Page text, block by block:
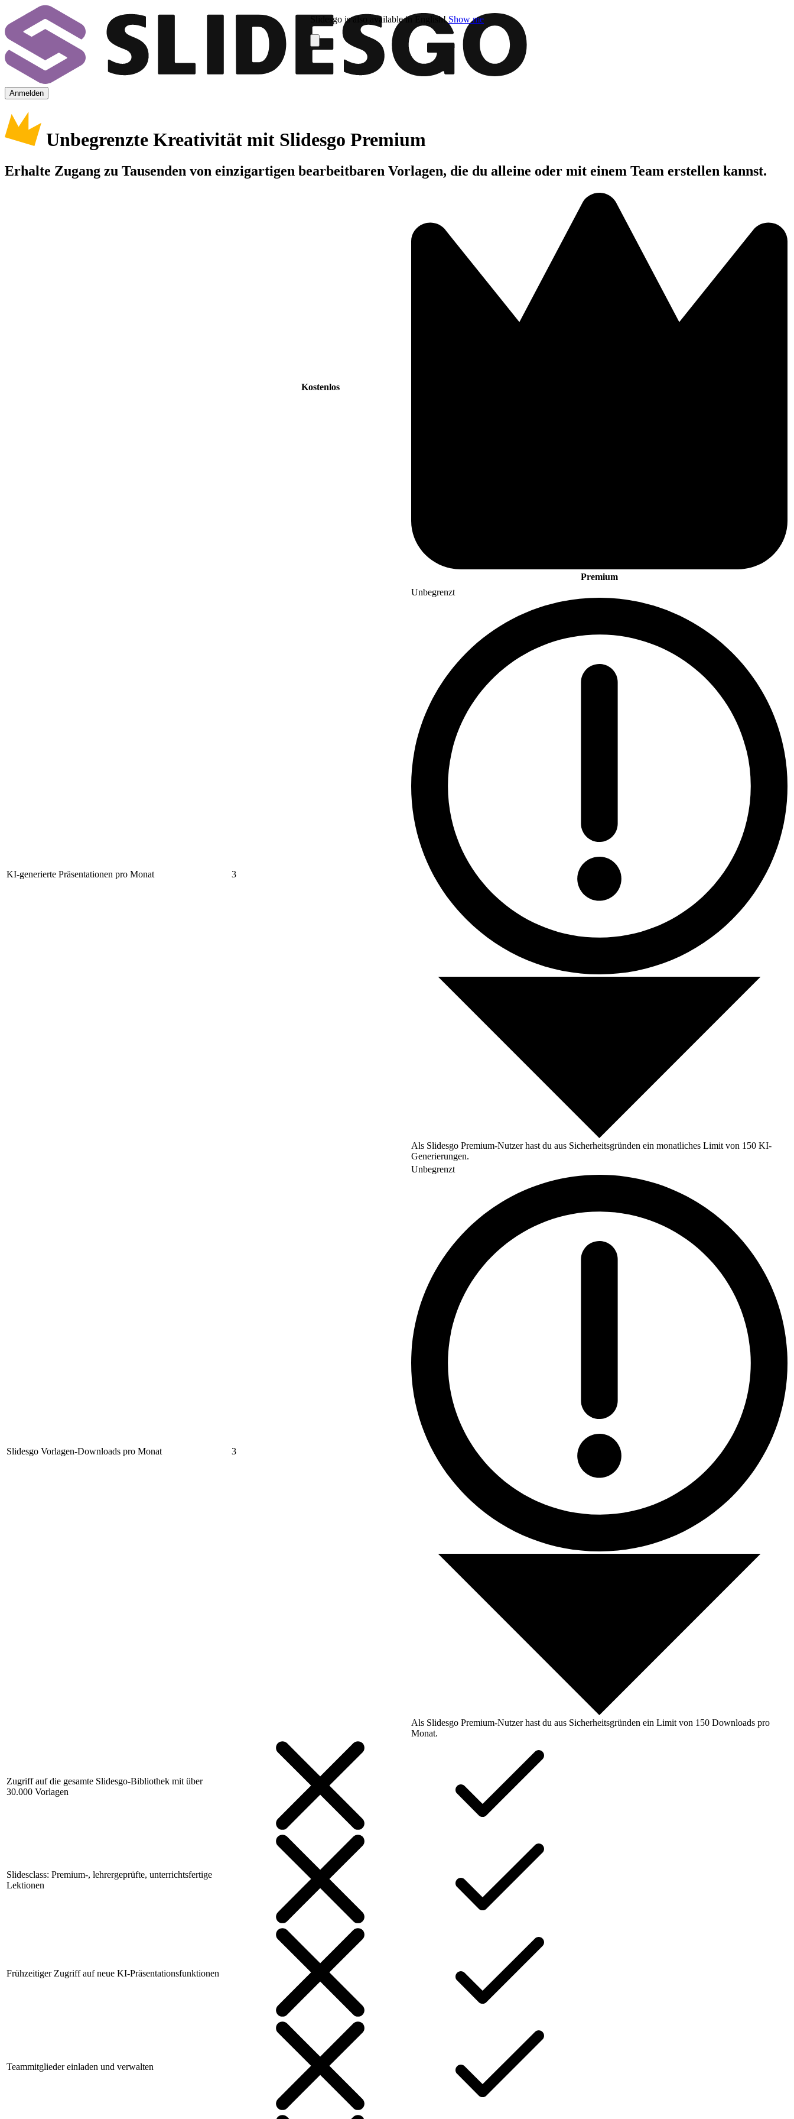
Slidesgo is also available in English! Show me
Anmelden
Unbegrenzte Kreativität mit Slidesgo Premium
Erhalte Zugang zu Tausenden von einzigartigen bearbeitbaren Vorlagen, die du alleine oder mit einem Team erstellen kannst.
Kostenlos
Premium
KI-generierte Präsentationen pro Monat 3
Unbegrenzt
Als Slidesgo Premium-Nutzer hast du aus Sicherheitsgründen ein monatliches Limit von 150 KI-
Generierungen.
Slidesgo Vorlagen-Downloads pro Monat 3
Unbegrenzt
Als Slidesgo Premium-Nutzer hast du aus Sicherheitsgründen ein Limit von 150 Downloads pro
Monat.
Zugriff auf die gesamte Slidesgo-Bibliothek mit über
30.000 Vorlagen
Slidesclass: Premium-, lehrergeprüfte, unterrichtsfertige
Lektionen
Frühzeitiger Zugriff auf neue KI-Präsentationsfunktionen
Teammitglieder einladen und verwalten